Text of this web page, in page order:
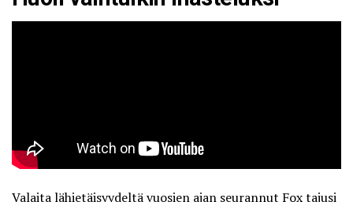
Valaita lähietäisyydeltä vuosien ajan seurannut Fox tajusi